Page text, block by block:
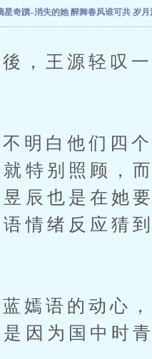
星奇蹟–消失的她醉舞春风谁可共 岁月
王源轻叹一
白他们四个
特别照顾，
辰也是在她
情绪反应猜
语的动心，
因为国中时